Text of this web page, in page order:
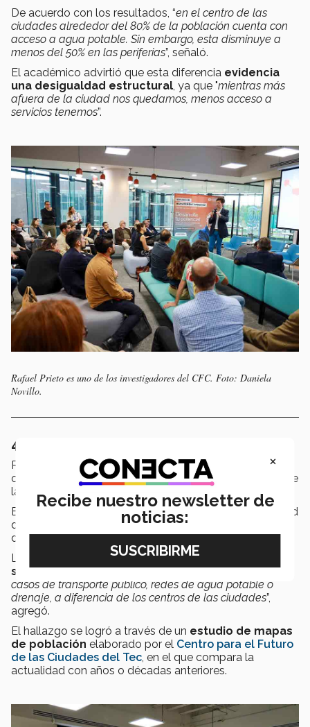
De acuerdo con los resultados, “en el centro de las
ciudades alrededor del 80% de la población cuenta con
acceso a agua potable. Sin embargo, esta disminuye a
menos del 50% en las periferias”, señaló.
El académico advirtió que esta diferencia evidencia
una desigualdad estructural, ya que "mientras más
afuera de la ciudad nos quedamos, menos acceso a
servicios tenemos”.
Rafael Prieto es uno de los investigadores del CFC. Foto: Daniela
Novillo.
4. Detectar de fenómenos sociales
Rafael Prieto presentó un análisis que muestra cómo el
centro de Monterrey ha perdido población, mientras que
la periferia ha registrado un crecimiento sostenido.
Este patrón también se repite en ciudades como Ciudad
de México y Guadalajara, donde las familias se han
desplazado hacia las orillas en busca de vivienda.
La
expansión hacia las periferias plantea retos
significativos, ya que “estas zonas carecen en muchos
casos de transporte público, redes de agua potable o
drenaje, a diferencia de los centros de las ciudades”,
agregó.
El hallazgo se logró a través de un estudio de mapas
de población elaborado por el Centro para el Futuro
de las Ciudades del Tec, en el que compara la
actualidad con años o décadas anteriores.
×
Recibe nuestro newsletter de
noticias: